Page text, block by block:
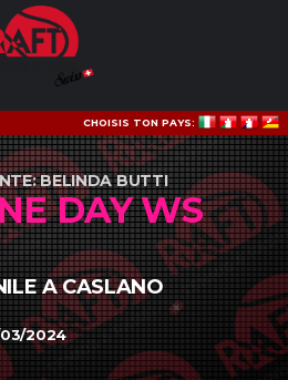
CHOISIS TON PAYS:
BELINDA BUTTI
DAY WS
A CASLANO
2024